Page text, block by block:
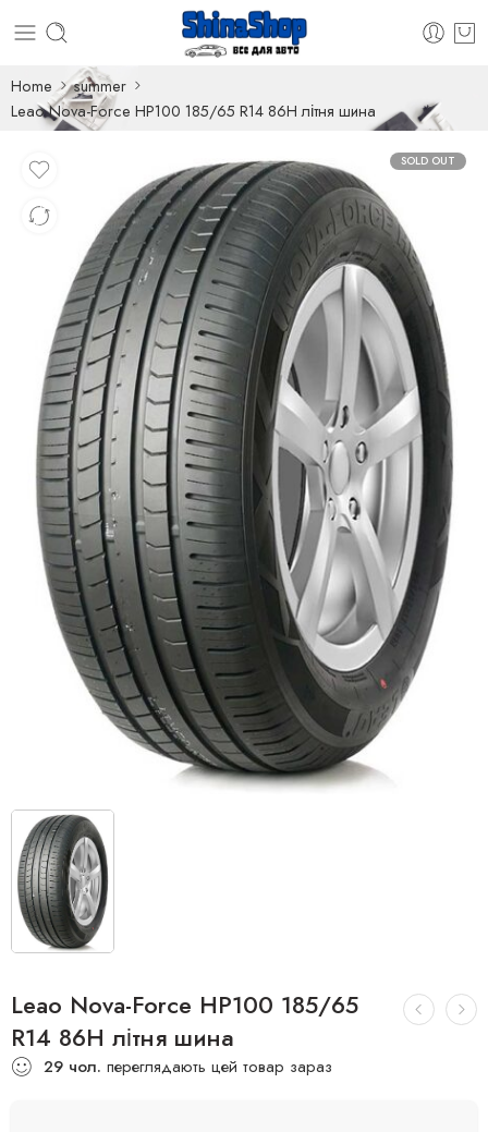
Home
summer
Leao Nova-Force HP100 185/65 R14 86H літня шина
SOLD OUT
Leao Nova-Force HP100 185/65
R14 86H літня шина
29 чол. переглядають цей товар зараз